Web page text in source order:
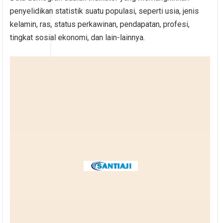
penyelidikan statistik suatu populasi, seperti usia, jenis
kelamin, ras, status perkawinan, pendapatan, profesi,
tingkat sosial ekonomi, dan lain-lainnya.